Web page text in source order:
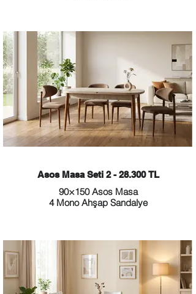
Asos Masa Seti 2 - 28.300 TL
90×150 Asos Masa
4 Mono Ahşap Sandalye